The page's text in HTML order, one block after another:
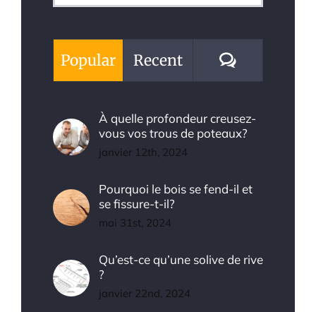
for:
Popular Recent Comments
À quelle profondeur creusez-
vous vos trous de poteaux?
janvier 12th, 2024
Pourquoi le bois se fend-il et
se fissure-t-il?
mai 31st, 2024
Qu’est-ce qu’une solive de rive
?
janvier 22nd, 2024